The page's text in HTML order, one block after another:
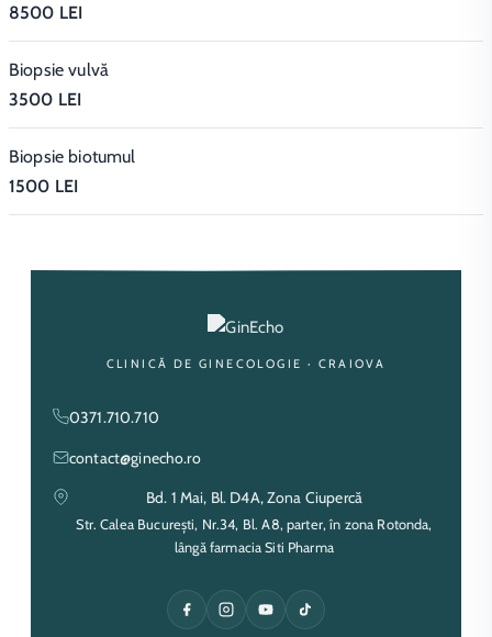
8500 LEI
Biopsie vulvă
3500 LEI
Biopsie biotumul
1500 LEI
CLINICĂ DE GINECOLOGIE · CRAIOVA
0371.710.710
contact@ginecho.ro
Bd. 1 Mai, Bl. D4A, Zona Ciupercă
Str. Calea București, Nr.34, Bl. A8, parter, în zona Rotonda,
lângă farmacia Siti Pharma